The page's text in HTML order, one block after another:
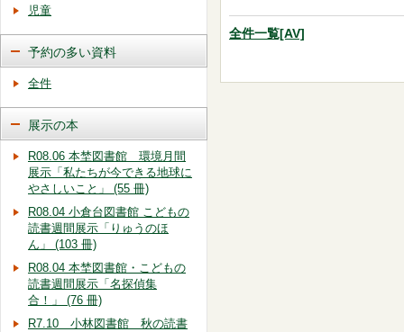
全件一覧[AV]
児童
予約の多い資料
全件
展示の本
R08.06 本埜図書館 環境月間
展示「私たちが今できる地球に
やさしいこと」 (55 冊)
R08.04 小倉台図書館 こどもの
読書週間展示「りゅうのほ
ん」 (103 冊)
R08.04 本埜図書館・こどもの
読書週間展示「名探偵集
合！」 (76 冊)
R7.10 小林図書館 秋の読書